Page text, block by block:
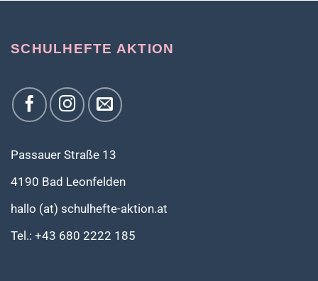
SCHULHEFTE AKTION
Passauer Straße 13
4190 Bad Leonfelden
hallo (at) schulhefte-aktion.at
Tel.: +43 680 2222 185